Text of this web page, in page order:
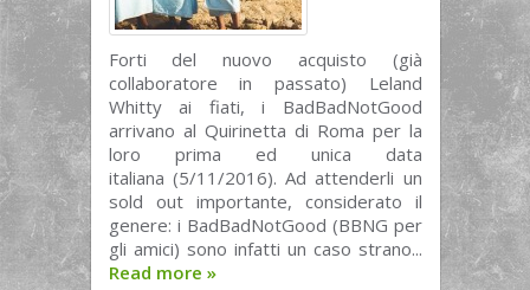
Forti del nuovo acquisto (già
collaboratore in passato) Leland
Whitty ai fiati, i BadBadNotGood
arrivano al Quirinetta di Roma per la
loro prima ed unica data
italiana (5/11/2016). Ad attenderli un
sold out importante, considerato il
genere: i BadBadNotGood (BBNG per
gli amici) sono infatti un caso strano...
Read more »